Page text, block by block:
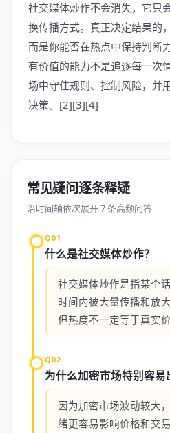
社交媒体炒作不会消失，它只
换传播方式。真正决定结果的
而是你能否在热点中保持判断
有价值的能力不是追逐每一次
场中守住规则、控制风险，并
决策。[2][3][4]
常见疑问逐条释疑
沿时间轴依次展开 7 条高频问答
Q01
什么是社交媒体炒作？
社交媒体炒作是指某个
时间内被大量传播和放
但热度不一定等于真实价
Q02
为什么加密市场特别容易
因为加密市场波动较大
绪更容易影响价格和交易